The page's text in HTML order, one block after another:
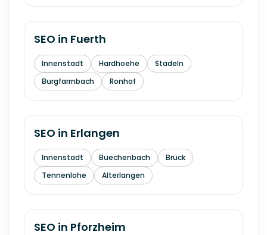
SEO in Fuerth
Innenstadt Hardhoehe
Stadeln
Burgfarrnbach
Ronhof
SEO in Erlangen
Innenstadt Buechenbach
Bruck
Tennenlohe
Alterlangen
SEO in Pforzheim